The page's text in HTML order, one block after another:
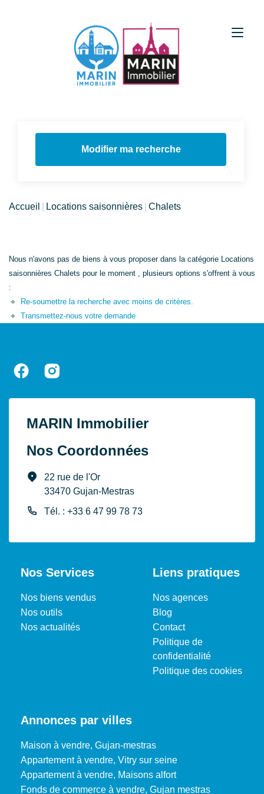
Modifier ma recherche
Accueil Locations saisonnières Chalets
Nous n'avons pas de biens à vous proposer dans la catégorie Locations
saisonnières Chalets pour le moment , plusieurs options s'offrent à vous
:
Re-soumettre la recherche avec moins de critères.
Transmettez-nous votre demande
MARIN Immobilier
Nos Coordonnées
22 rue de l'Or
33470 Gujan-Mestras
Tél. : +33 6 47 99 78 73
Nos Services
Nos biens vendus
Nos outils
Nos actualités
Liens pratiques
Nos agences
Blog
Contact
Politique de
confidentialité
Politique des cookies
Annonces par villes
Maison à vendre, Gujan-mestras
Appartement à vendre, Vitry sur seine
Appartement à vendre, Maisons alfort
Fonds de commerce à vendre, Gujan mestras